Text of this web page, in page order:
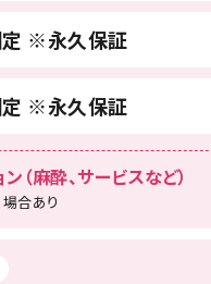
※永久保証
※永久保証
（麻酔、サービスなど）
合あり